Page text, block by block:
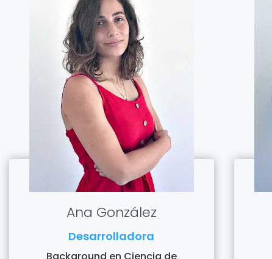
Ana González
Desarrolladora